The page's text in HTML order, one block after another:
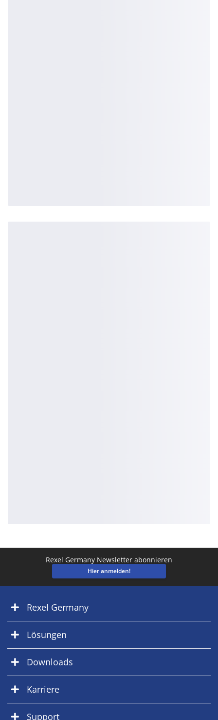
Rexel Germany Newsletter abonnieren
Hier anmelden!
Rexel Germany
Lösungen
Downloads
Karriere
Support